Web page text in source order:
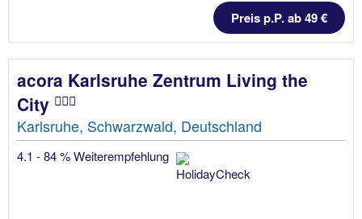
Preis p.P. ab 49 €
acora Karlsruhe Zentrum Living the
City
Karlsruhe, Schwarzwald, Deutschland
4.1 - 84 % Weiterempfehlung